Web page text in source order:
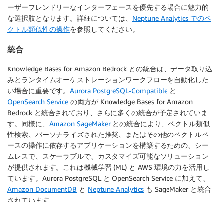
ーザーフレンドリーなインターフェースを優先する場合に魅力的
な選択肢となります。詳細については、 Neptune Analytics でのベ
クトル類似性の操作を参照してください。
統合
Knowledge Bases for Amazon Bedrock との統合は、データ取り込
みとランタイムオーケストレーションワークフローを自動化した
い場合に重要です。 Aurora PostgreSQL-Compatible と
OpenSearch Service の両方が Knowledge Bases for Amazon
Bedrock と統合されており、さらに多くの統合が予定されていま
す。同様に、 Amazon SageMakerとの統合により、ベクトル類似
性検索、パーソナライズされた推奨、またはその他のベクトルベ
ースの操作に依存するアプリケーションを構築するための、シー
ムレスで、スケーラブルで、カスタマイズ可能なソリューション
が提供されます。これは機械学習 (ML) と AWS 環境の力を活用し
ています。Aurora PostgreSQL と OpenSearch Service に加えて、
Amazon DocumentDB と Neptune Analytics も SageMaker と統合
されています。